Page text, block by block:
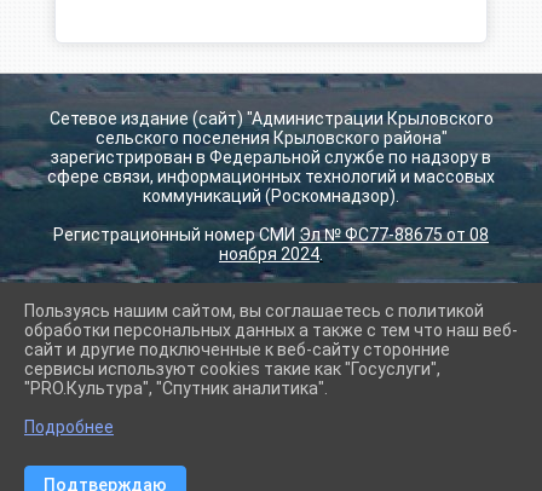
Сетевое издание (сайт) "Администрации Крыловского
сельского поселения Крыловского района"
зарегистрирован в Федеральной службе по надзору в
сфере связи, информационных технологий и массовых
коммуникаций (Роскомнадзор).
Регистрационный номер СМИ Эл № ФС77-88675 от 08
ноября 2024
2026 г. krilovskay.ru
Вход
Карта сайта
Политика обработки персональных данных
Сделано на KubCMS
Пользуясь нашим сайтом, вы соглашаетесь с политикой
обработки персональных данных а также с тем что наш веб-
сайт и другие подключенные к веб-сайту сторонние
сервисы используют cookies такие как "Госуслуги",
"PRO.Культура", "Спутник аналитика".
Подробнее
Подтверждаю